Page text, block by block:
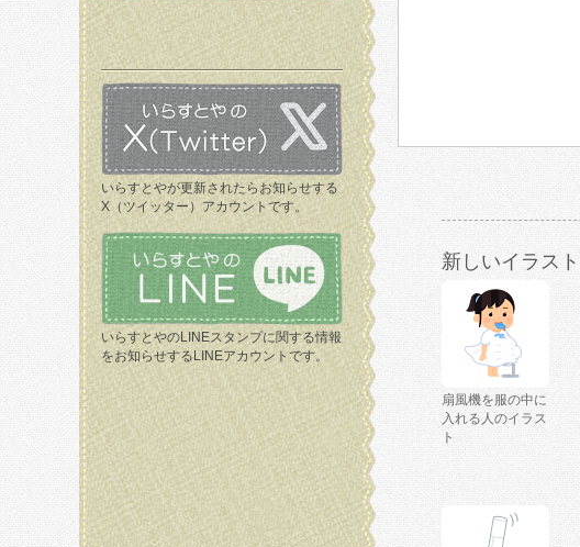
いらすとやが更新されたらお知らせする
X（ツイッター）アカウントです。
いらすとやのLINEスタンプに関する情報
をお知らせするLINEアカウントです。
新しいイラスト
扇風機を服の中に
入れる人のイラス
ト